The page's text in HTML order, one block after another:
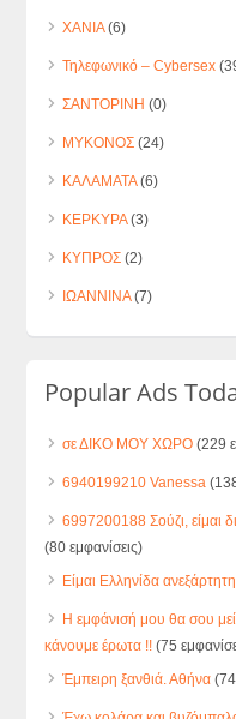
ΧΑΝΙΑ(6)
Τηλεφωνικό – Cybersex
ΣΑΝΤΟΡΙΝΗ (0)
ΜΥΚΟΝΟΣ (24)
ΚΑΛΑΜΑΤΑ(6)
ΚΕΡΚΥΡΑ(3)
ΚΥΠΡΟΣ (2)
ΙΩΑΝΝΙΝΑ(7)
Popular Ads
σε ΔΙΚΟ ΜΟΥ ΧΩΡΟ (229
6940199210 Vanessa
6997200188 Σούζι, είμαι
(80 εμφανίσεις)
Είμαι Ελληνίδα
Η εμφάνισή μου θα σου
κάνουμε έρωτα !! (75
Έμπειρη ξανθιά. Αθήνα (74